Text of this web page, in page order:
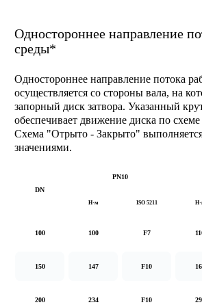
Одностороннее направление
среды*
Одностороннее направление потока
осуществляется со стороны вала, на
запорный диск затвора. Указанный
обеспечивает движение диска по
Схема "Отрыто - Закрыто"
значениями.
DN
PN10
Н·м ISO 5211
100 100 F7
150 147 F10
200 234 F10